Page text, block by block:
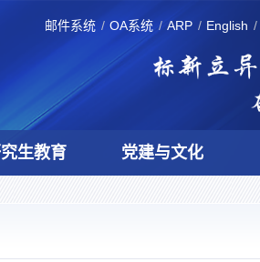
邮件系统 OA系统 ARP English
生教育 党建与文化